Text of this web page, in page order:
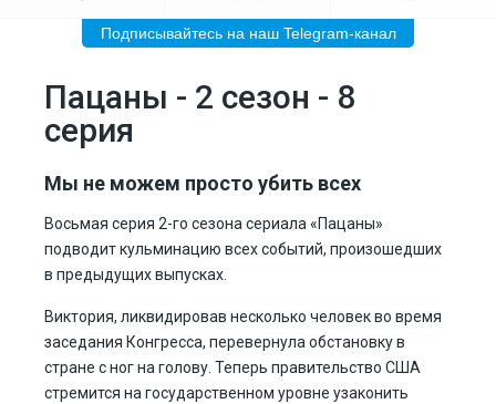
Подписывайтесь на наш Telegram-канал
Пацаны - 2 сезон - 8
серия
Мы не можем просто убить всех
Восьмая серия 2-го сезона сериала «Пацаны»
подводит кульминацию всех событий, произошедших
в предыдущих выпусках.
Виктория, ликвидировав несколько человек во время
заседания Конгресса, перевернула обстановку в
стране с ног на голову. Теперь правительство США
стремится на государственном уровне узаконить